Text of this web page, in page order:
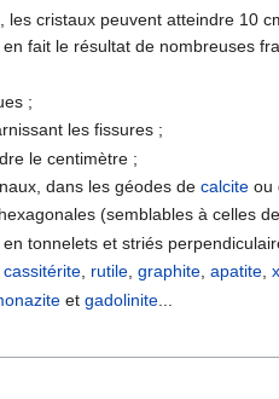
, les cristaux peuvent atteindre 10
fait le résultat de nombreuses
;
les fissures ;
le centimètre ;
dans les géodes decalcite ou
(semblables à celles
tonnelets et striés
,cassitérite rutile ,graphite ,apatite ,
etgadolinite